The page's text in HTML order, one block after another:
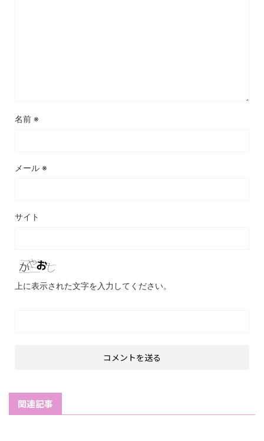
名前 ※
メール ※
サイト
上に表示された文字を入力してください。
関連記事